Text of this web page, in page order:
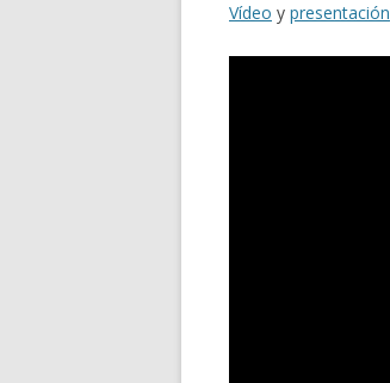
Vídeo y presentación